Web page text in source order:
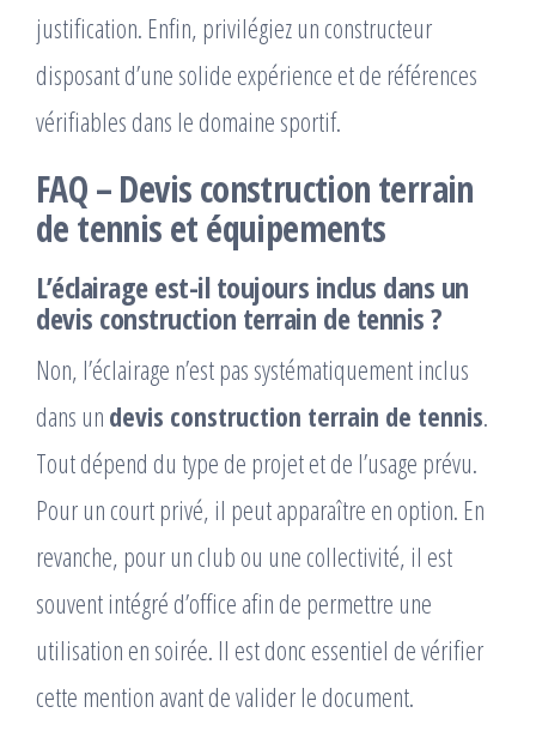
justification. Enfin, privilégiez un constructeur
disposant d’une solide expérience et de références
vérifiables dans le domaine sportif.
FAQ – Devis construction terrain
de tennis et équipements
L’éclairage est-il toujours inclus dans un
devis construction terrain de tennis ?
Non, l’éclairage n’est pas systématiquement inclus
dans un devis construction terrain de tennis.
Tout dépend du type de projet et de l’usage prévu.
Pour un court privé, il peut apparaître en option. En
revanche, pour un club ou une collectivité, il est
souvent intégré d’office afin de permettre une
utilisation en soirée. Il est donc essentiel de vérifier
cette mention avant de valider le document.